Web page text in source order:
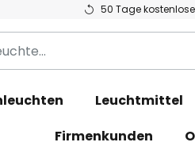
50 Tage
Leuchtmittel
Firmenkunden